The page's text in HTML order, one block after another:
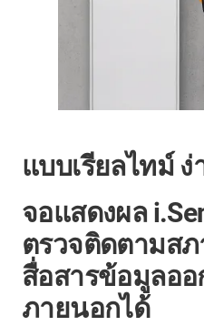
แบบเรียลไทม์
จอแสดงผล
ตรวจติดตามส
สื่อสารข้อมูลอ
ภายนอกได้